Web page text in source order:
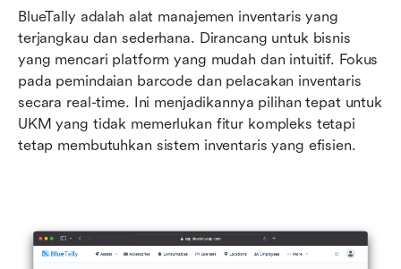
BlueTally adalah alat manajemen inventaris yang
terjangkau dan sederhana. Dirancang untuk bisnis
yang mencari platform yang mudah dan intuitif. Fokus
pada pemindaian barcode dan pelacakan inventaris
secara real-time. Ini menjadikannya pilihan tepat untuk
UKM yang tidak memerlukan fitur kompleks tetapi
tetap membutuhkan sistem inventaris yang efisien.